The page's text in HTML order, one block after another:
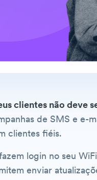
clientes não deve
de SMS e e-
clientes fiéis.
login no seu
enviar